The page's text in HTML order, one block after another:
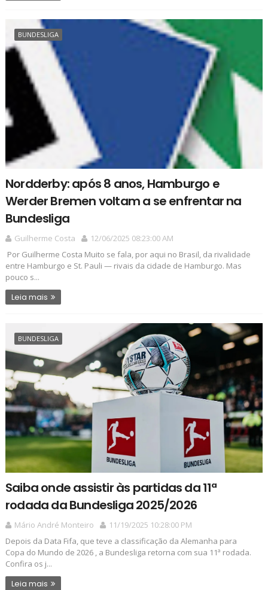
BUNDESLIGA
Nordderby: após 8 anos, Hamburgo e
Werder Bremen voltam a se enfrentar na
Bundesliga
Guilherme Costa
12/06/2025 08:23:00 AM
Por Guilherme Costa Muito se fala, por aqui no Brasil, da rivalidade
entre Hamburgo e St. Pauli — rivais da cidade de Hamburgo. Mas
pouco s...
Leia mais
BUNDESLIGA
Saiba onde assistir às partidas da 11ª
rodada da Bundesliga 2025/2026
Mário André Monteiro
11/19/2025 10:28:00 PM
Depois da Data Fifa, que teve a classificação da Alemanha para
Copa do Mundo de 2026 , a Bundesliga retorna com sua 11ª rodada.
Confira os j...
Leia mais